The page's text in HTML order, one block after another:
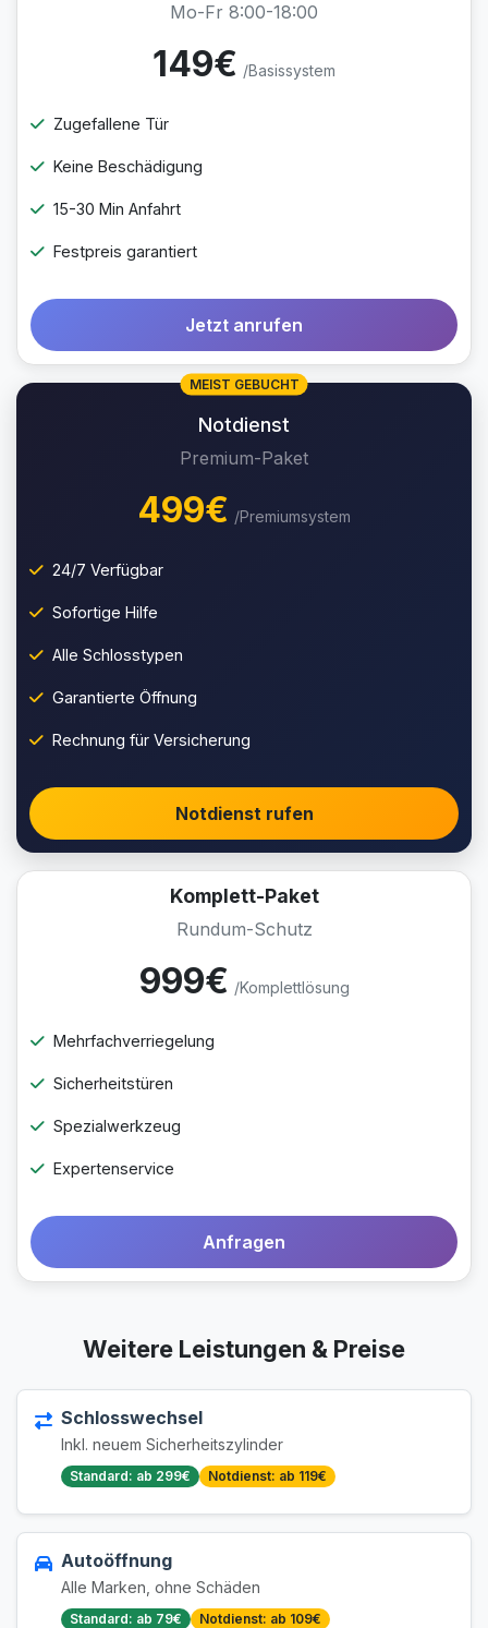
Mo-Fr 8:00-18:00
149€ /Basissystem
Zugefallene Tür
Keine Beschädigung
15-30 Min Anfahrt
Festpreis garantiert
Jetzt anrufen
MEIST GEBUCHT
Notdienst
Premium-Paket
499€ /Premiumsystem
24/7 Verfügbar
Sofortige Hilfe
Alle Schlosstypen
Garantierte Öffnung
Rechnung für Versicherung
Notdienst rufen
Komplett-Paket
Rundum-Schutz
999€ /Komplettlösung
Mehrfachverriegelung
Sicherheitstüren
Spezialwerkzeug
Expertenservice
Anfragen
Weitere Leistungen & Preise
Schlosswechsel
Inkl. neuem Sicherheitszylinder
Standard: ab 299€ Notdienst: ab 119€
Autoöffnung
Alle Marken, ohne Schäden
Standard: ab 79€ Notdienst: ab 109€